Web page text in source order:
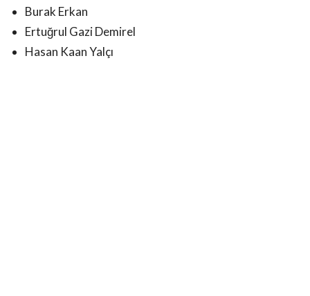
Burak Erkan
Ertuğrul Gazi Demirel
Hasan Kaan Yalçı